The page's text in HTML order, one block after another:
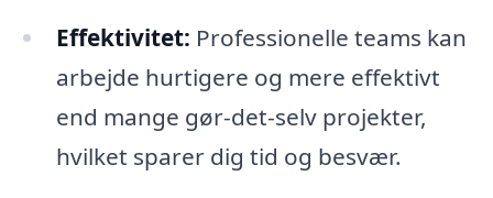
Effektivitet: Professionelle teams kan
arbejde hurtigere og mere effektivt
end mange gør-det-selv projekter,
hvilket sparer dig tid og besvær.